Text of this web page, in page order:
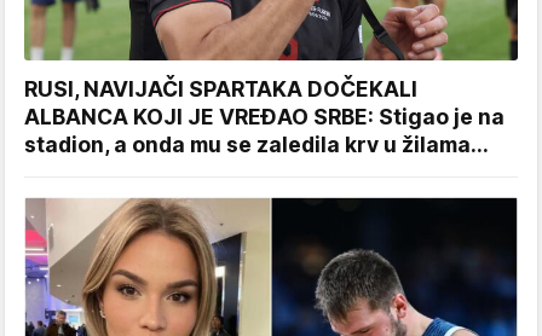
RUSI, NAVIJAČI SPARTAKA DOČEKALI
ALBANCA KOJI JE VREĐAO SRBE: Stigao je na
stadion, a onda mu se zaledila krv u žilama...